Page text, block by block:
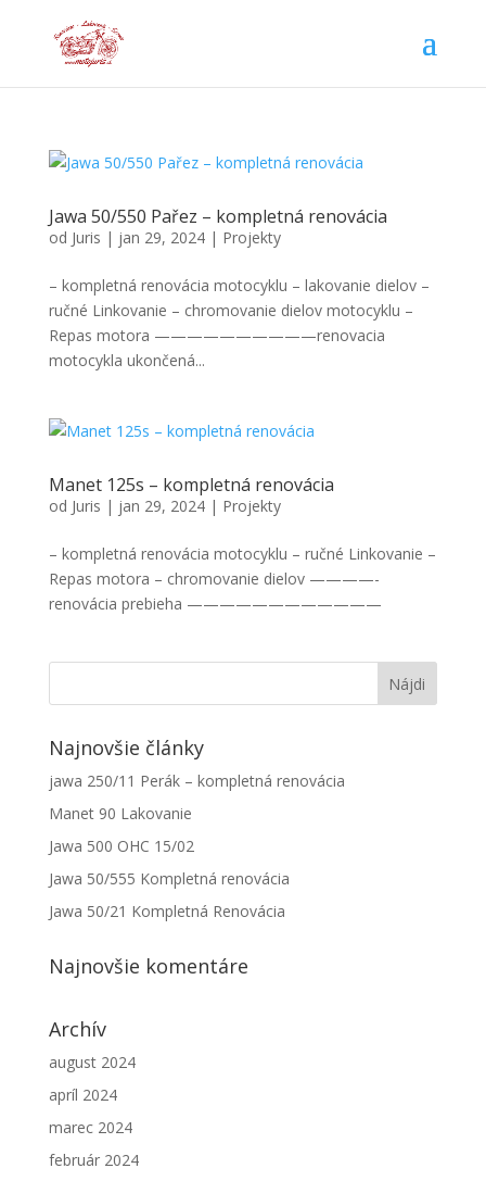
Jawa 50/550 Pařez – kompletná renovácia
od Juris | jan 29, 2024| Projekty
– kompletná renovácia motocyklu – lakovanie dielov –
ručné Linkovanie – chromovanie dielov motocyklu –
Repas motora ——————————renovacia
motocykla ukončená...
Manet 125s – kompletná renovácia
od Juris | jan 29, 2024| Projekty
– kompletná renovácia motocyklu – ručné Linkovanie –
Repas motora – chromovanie dielov ————-
renovácia prebieha ————————————
Najnovšie články
jawa 250/11 Perák – kompletná renovácia
Manet 90 Lakovanie
Jawa 500 OHC 15/02
Jawa 50/555 Kompletná renovácia
Jawa 50/21 Kompletná Renovácia
Najnovšie komentáre
Archív
august 2024
apríl 2024
marec 2024
február 2024